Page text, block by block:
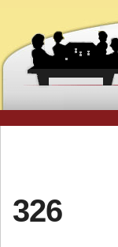
326